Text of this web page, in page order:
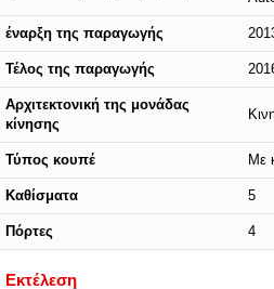
έναρξη της παραγωγής
Τέλος της παραγωγής
Αρχιτεκτονική της μονάδας
κίνησης
Τύπος κουπέ Με
Καθίσματα 5
Πόρτες 4
Εκτέλεση